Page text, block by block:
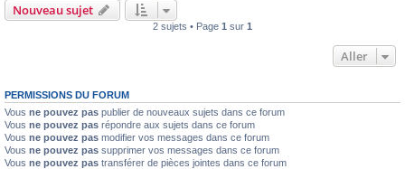
Nouveau sujet
2 sujets • Page 1 sur 1
Aller
PERMISSIONS DU FORUM
Vous ne pouvez pas publier de nouveaux sujets dans ce forum
Vous ne pouvez pas répondre aux sujets dans ce forum
Vous ne pouvez pas modifier vos messages dans ce forum
Vous ne pouvez pas supprimer vos messages dans ce forum
Vous ne pouvez pas transférer de pièces jointes dans ce forum